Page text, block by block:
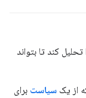
کند تا بتواند
یکسیاستبرای